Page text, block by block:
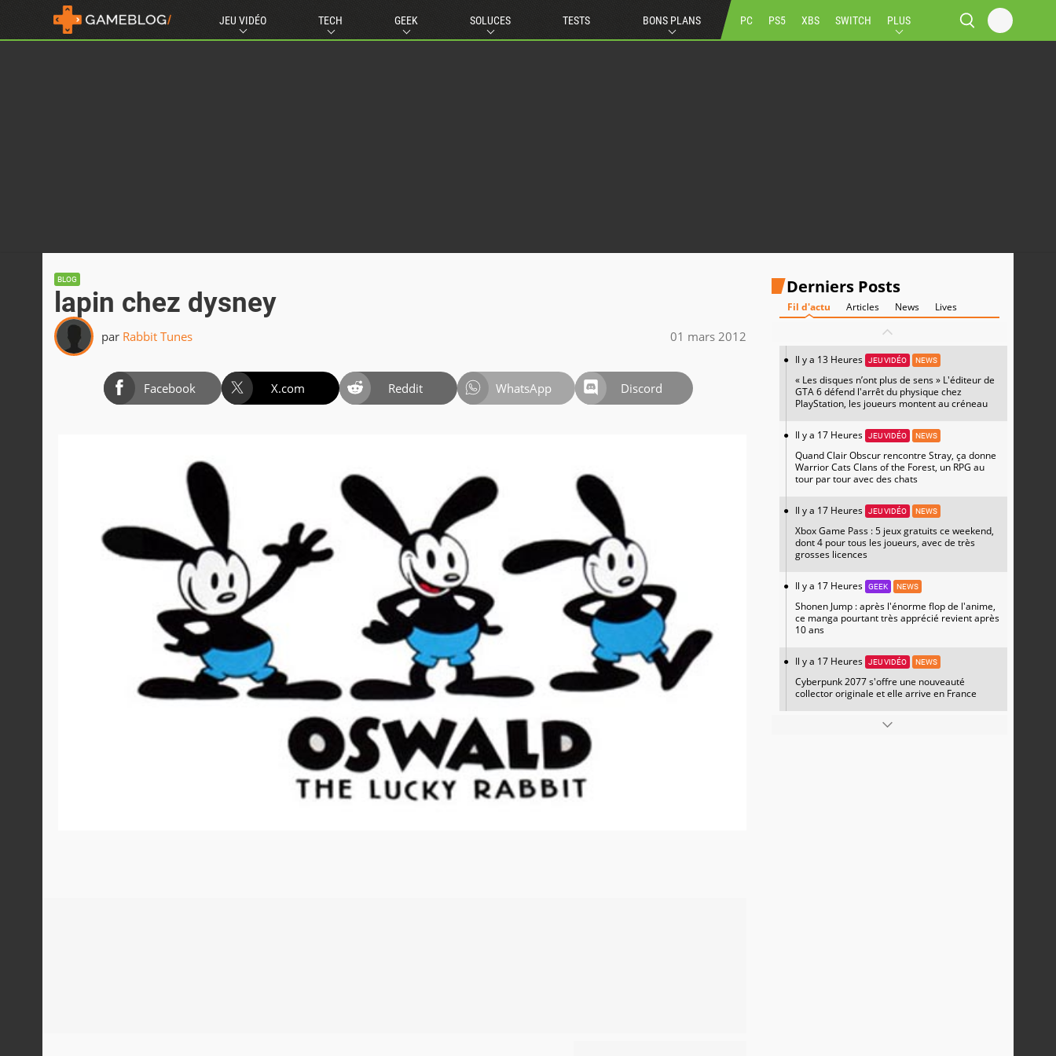
JEU VIDÉO TECH GEEK SOLUCES TESTS BONS PLANS PC PS5 XBS SWITCH PLUS
BLOG
lapin chez dysney
par Rabbit Tunes 01 mars 2012
Facebook X.com Reddit WhatsApp Discord
Derniers Posts
Fil d'actu Articles News Lives
Il y a 13 Heures JEU VIDÉO NEWS
« Les disques n’ont plus de sens » L'éditeur de
GTA 6 défend l'arrêt du physique chez
PlayStation, les joueurs montent au créneau
Il y a 17 Heures JEU VIDÉO NEWS
Quand Clair Obscur rencontre Stray, ça donne
Warrior Cats Clans of the Forest, un RPG au
tour par tour avec des chats
Il y a 17 Heures JEU VIDÉO NEWS
Xbox Game Pass : 5 jeux gratuits ce weekend,
dont 4 pour tous les joueurs, avec de très
grosses licences
Il y a 17 Heures GEEK NEWS
Shonen Jump : après l'énorme flop de l'anime,
ce manga pourtant très apprécié revient après
10 ans
Il y a 17 Heures JEU VIDÉO NEWS
Cyberpunk 2077 s'offre une nouveauté
collector originale et elle arrive en France